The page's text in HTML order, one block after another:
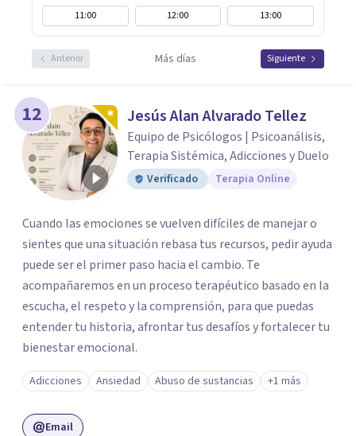
11:00
12:00 13:00
Anterior Más días Siguiente
12 Jesús Alan Alvarado Tellez
Equipo de Psicólogos | Psicoanálisis,
Terapia Sistémica, Adicciones y Duelo
Verificado Terapia Online
Cuando las emociones se vuelven difíciles de manejar o
sientes que una situación rebasa tus recursos, pedir ayuda
puede ser el primer paso hacia el cambio. Te
acompañaremos en un proceso terapéutico basado en la
escucha, el respeto y la comprensión, para que puedas
entender tu historia, afrontar tus desafíos y fortalecer tu
bienestar emocional.
Adicciones Ansiedad Abuso de sustancias +1 más
Email